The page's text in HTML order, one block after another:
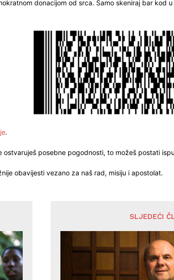
donacijom od srca. Samo skeniraj bar kod
.
posebne pogodnosti, to možeš postati
obavijesti vezano za naš rad, misiju i apostolat.
SLJEDEĆI